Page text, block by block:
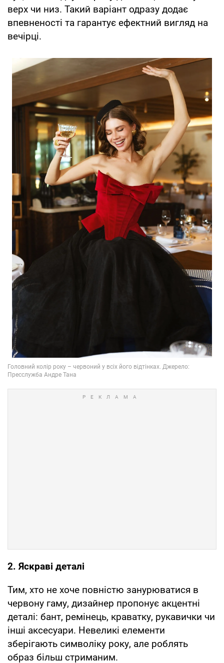
верх чи низ. Такий варіант одразу додає
впевненості та гарантує ефектний вигляд на
вечірці.
2. Яскраві деталі
Тим, хто не хоче повністю занурюватися в
червону гаму, дизайнер пропонує акцентні
деталі: бант, ремінець, краватку, рукавички чи
інші аксесуари. Невеликі елементи
зберігають символіку року, але роблять
образ більш стриманим.